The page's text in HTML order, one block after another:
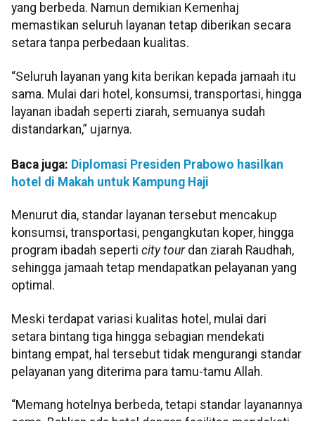
yang berbeda. Namun demikian Kemenhaj
memastikan seluruh layanan tetap diberikan secara
setara tanpa perbedaan kualitas.
“Seluruh layanan yang kita berikan kepada jamaah itu
sama. Mulai dari hotel, konsumsi, transportasi, hingga
layanan ibadah seperti ziarah, semuanya sudah
distandarkan,” ujarnya.
Baca juga: Diplomasi Presiden Prabowo hasilkan
hotel di Makah untuk Kampung Haji
Menurut dia, standar layanan tersebut mencakup
konsumsi, transportasi, pengangkutan koper, hingga
program ibadah seperti city tourdan ziarah Raudhah,
sehingga jamaah tetap mendapatkan pelayanan yang
optimal.
Meski terdapat variasi kualitas hotel, mulai dari
setara bintang tiga hingga sebagian mendekati
bintang empat, hal tersebut tidak mengurangi standar
pelayanan yang diterima para tamu-tamu Allah.
“Memang hotelnya berbeda, tetapi standar layanannya